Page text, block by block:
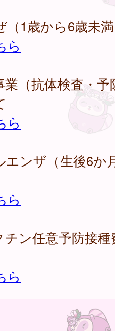
（1歳から6歳未
ら
業（抗体検査・
ら
エンザ（生後6か
ら
チン任意予防接
ら